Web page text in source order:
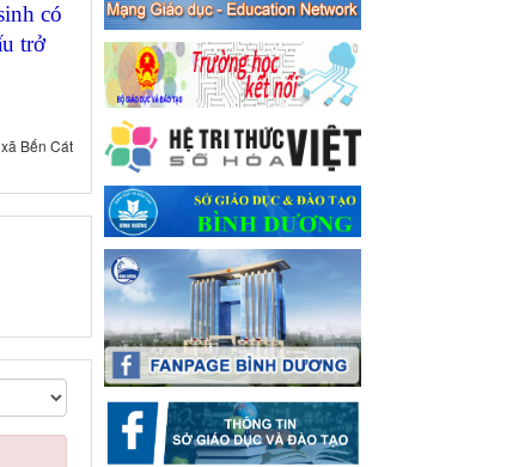
có
trở
Bến Cát
Hưởng ứng cuộc thi trực
tuyến "Tìm hiểu Nghị quyết
Trung ương 8 Khoá XIII"
Hưởng ứng cuộc thi trực tuyến
"Tìm hiểu Nghị quyết Trung
ương 8 Khoá XIII"
Ngày ban hành: 04/03/2024
Kế hoạch Triển khai công
tác tuyên truyền, đảm bảo
trật tự, an toàn giao thông
năm 2024 tại các cơ sở giáo
dục trên địa bàn thị xã Bến
Cát
Kế hoạch Triển khai công tác
tuyên truyền, đảm bảo trật tự,
an toàn giao thông năm 2024
tại các cơ sở giáo dục trên địa
bàn thị xã Bến Cát